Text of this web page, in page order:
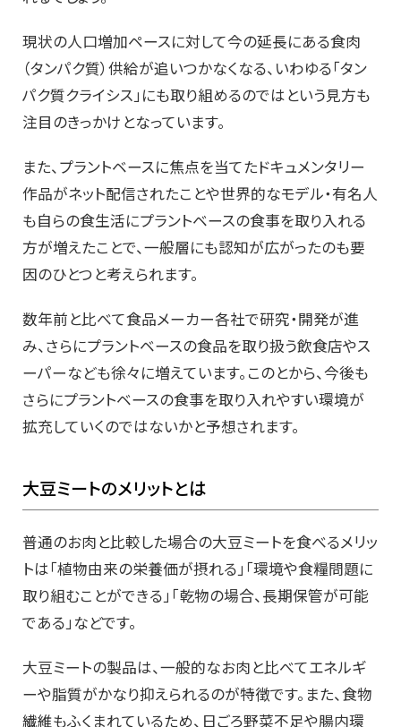
現状の人口増加ペースに対して今の延長にある食肉
（タンパク質）供給が追いつかなくなる、いわゆる「タン
パク質クライシス」にも取り組めるのではという見方も
注目のきっかけとなっています。
また、プラントベースに焦点を当てたドキュメンタリー
作品がネット配信されたことや世界的なモデル・有名人
も自らの食生活にプラントベースの食事を取り入れる
方が増えたことで、一般層にも認知が広がったのも要
因のひとつと考えられます。
数年前と比べて食品メーカー各社で研究・開発が進
み、さらにプラントベースの食品を取り扱う飲食店やス
ーパーなども徐々に増えています。このとから、今後も
さらにプラントベースの食事を取り入れやすい環境が
拡充していくのではないかと予想されます。
大豆ミートのメリットとは
普通のお肉と比較した場合の大豆ミートを食べるメリッ
トは「植物由来の栄養価が摂れる」「環境や食糧問題に
取り組むことができる」「乾物の場合、長期保管が可能
である」などです。
大豆ミートの製品は、一般的なお肉と比べてエネルギ
ーや脂質がかなり抑えられるのが特徴です。また、食物
繊維もふくまれているため、日ごろ野菜不足や腸内環